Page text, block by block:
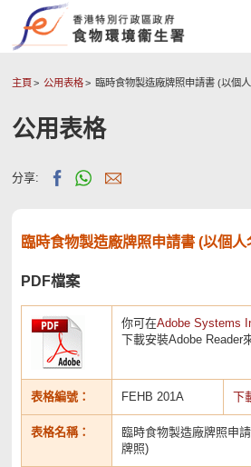
主頁 公用表格 臨時食物製造廠牌照申請書 (以個
公用表格
分享:
臨時食物製造廠牌照申請書 (以個
PDF檔案
你可在Adobe Systems
下載安裝Adobe Reader
表格編號： FEHB 201A 下
表格名稱：
臨時食物製造廠牌照申
牌照)